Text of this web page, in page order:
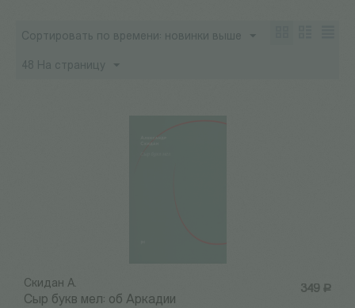
Сортировать по времени: новинки выше
48 На страницу
349 Р
Скидан А.
Сыр букв мел: об Аркадии